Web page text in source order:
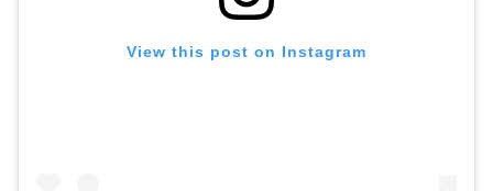
View this post on Instagram